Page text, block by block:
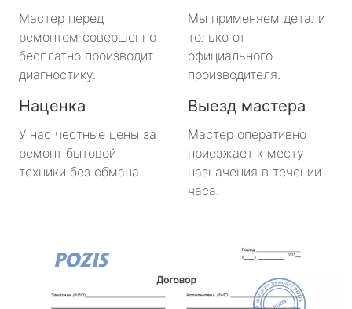
Мастер перед
ремонтом совершенно
бесплатно производит
диагностику.
Мы применяем детали
только от
официального
производителя.
Наценка
У нас честные цены за
ремонт бытовой
техники без обмана.
Выезд мастера
Мастер оперативно
приезжает к месту
назначения в течении
часа.